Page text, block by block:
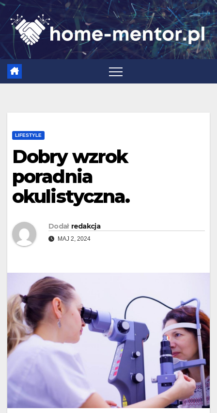
Skip
content
LIFESTYLE
Dobry wzrok
poradnia
okulistyczna.
Dodał redakcja
MAJ 2, 2024